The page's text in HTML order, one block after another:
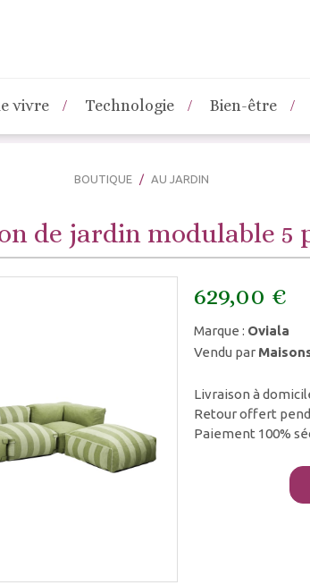
vivre Technologie Bien-être
BOUTIQUE AU JARDIN
de jardin modulable 5
629,00 €
Marque : Oviala
Vendu par
Livraison à
Retour offert
Paiement 100%